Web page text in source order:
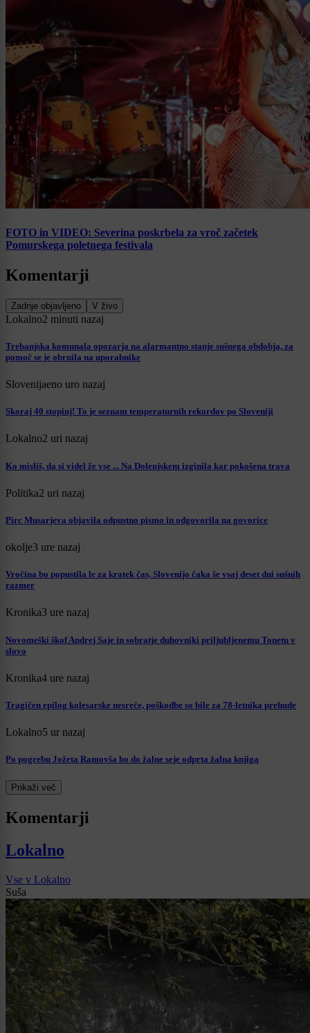
FOTO in VIDEO: Severina poskrbela za vroč začetek
Pomurskega poletnega festivala
Komentarji
Zadnje objavljeno V živo
Lokalno2 minuti nazaj
Trebanjska komunala opozarja na alarmantno stanje sušnega obdobja, za
pomoč se je obrnila na uporabnike
Slovenijaeno uro nazaj
Skoraj 40 stopinj! To je seznam temperaturnih rekordov po Sloveniji
Lokalno2 uri nazaj
Ko misliš, da si videl že vse ... Na Dolenjskem izginila kar pokošena trava
Politika2 uri nazaj
Pirc Musarjeva objavila odpustno pismo in odgovorila na govorice
okolje3 ure nazaj
Vročina bo popustila le za kratek čas, Slovenijo čaka še vsaj deset dni sušnih
razmer
Kronika3 ure nazaj
Novomeški škof Andrej Saje in sobratje duhovniki priljubljenemu Tonetu v
slovo
Kronika4 ure nazaj
Tragičen epilog kolesarske nesreče, poškodbe so bile za 78-letnika prehude
Lokalno5 ur nazaj
Po pogrebu Jožeta Ramovša bo do žalne seje odprta žalna knjiga
Prikaži več
Komentarji
Lokalno
Vse v Lokalno
Suša